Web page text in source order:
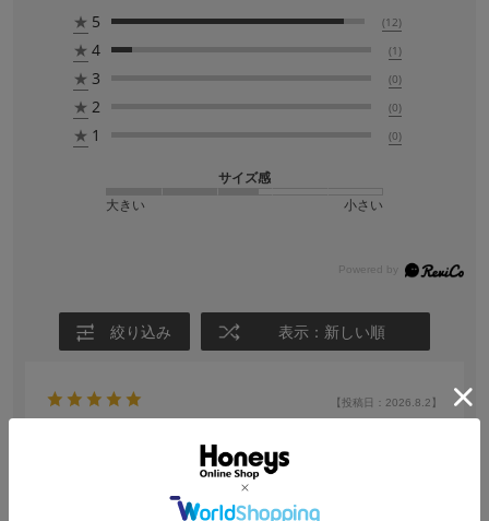
★ 5 (12)
★ 4 (1)
★ 3 (0)
★ 2 (0)
★ 1 (0)
サイズ感
大きい
小さい
絞り込み 表示：新しい順
【投稿日：2026.8.2】
にっこり顔が、好きで
色：くりまんじゅうにっこり
:ちょうどいい